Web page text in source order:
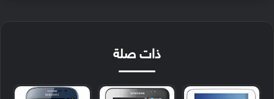
ذات صلة